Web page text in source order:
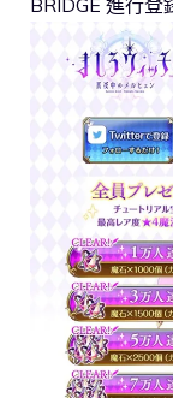
BRIDGE 進行登